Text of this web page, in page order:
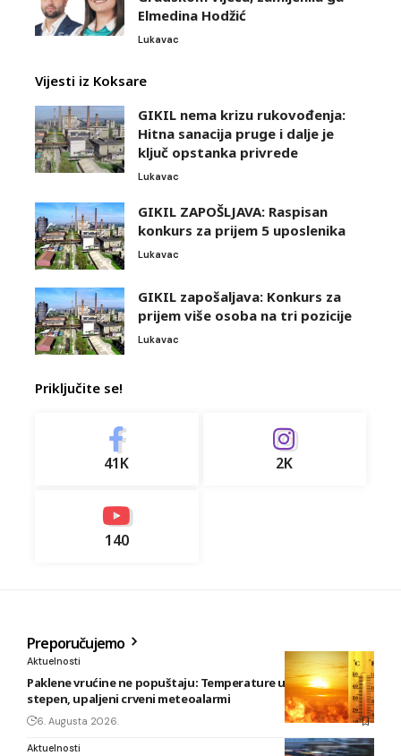
Elmedina Hodžić
Lukavac
Vijesti iz Koksare
GIKIL nema krizu rukovođenja:
Hitna sanacija pruge i dalje je
ključ opstanka privrede
Lukavac
GIKIL ZAPOŠLJAVA: Raspisan
konkurs za prijem 5 uposlenika
Lukavac
GIKIL zapošaljava: Konkurs za
prijem više osoba na tri pozicije
Lukavac
Priključite se!
41K 2K
140
Preporučujemo
Aktuelnosti
Paklene vrućine ne popuštaju: Temperature u BiH i do 41
stepen, upaljeni crveni meteoalarmi
6. Augusta 2026.
Aktuelnosti